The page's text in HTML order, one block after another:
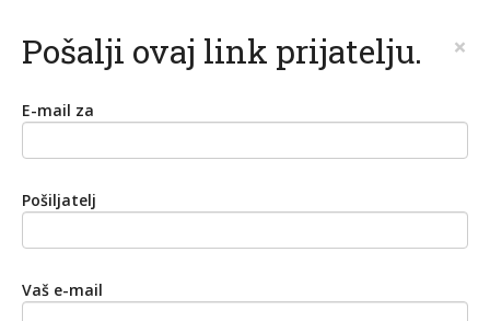
Pošalji ovaj link prijatelju. ×
E-mail za
Pošiljatelj
Vaš e-mail